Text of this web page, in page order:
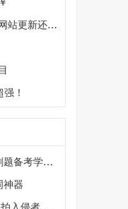
新还精彩！
！
学习工具
神器
万人选择的“真正的加密”。